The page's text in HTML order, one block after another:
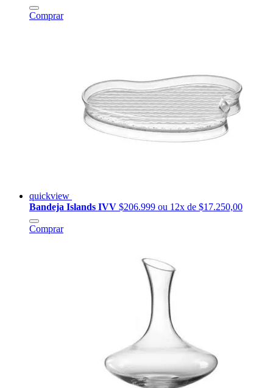
Comprar
quickview
Bandeja Islands IVV $206.999 ou 12x de $17.250,00
Comprar